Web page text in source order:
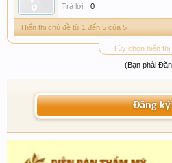
Trả lời:
0
Hiển thị chủ đề từ 1 đến 5 của 5
Tùy chọn hiển thị
(Bạn phải
Đăng